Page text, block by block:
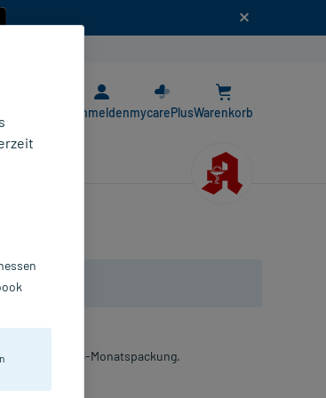
AnmeldenmycarePlusWarenkorb
Extrakt. 3-Monatspackung.